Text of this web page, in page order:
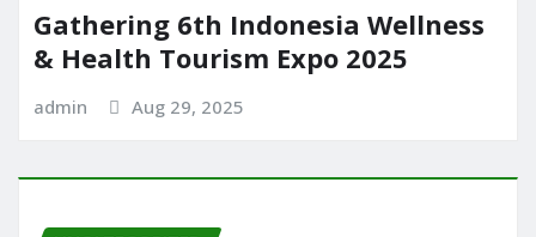
Gathering 6th Indonesia Wellness
& Health Tourism Expo 2025
admin Aug 29, 2025